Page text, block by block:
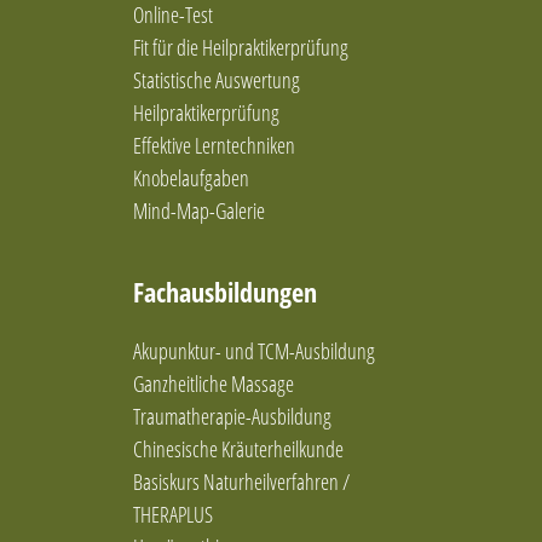
Biochemie nach Schüssler
Bioresonanz nach Paul Schmidt
Bioresonanztherapie
Blockaden lösen
Blutegeltherapie
Breuss-Massage
chinesische Diätetik
Cluster-Analytik
Coaching (systemisch-personzentriert)
Coaching (systemisch)
Coaching / Glückslehre
Coaching / Stressprävention
Coaching & Persönlichkeitsentwicklung
Online-Test
Fit für die Heilpraktikerprüfung
Statistische Auswertung
Heilpraktikerprüfung
Effektive Lerntechniken
Knobelaufgaben
Mind-Map-Galerie
Fachausbildungen
Akupunktur- und TCM-Ausbildung
Ganzheitliche Massage
Traumatherapie-Ausbildung
Chinesische Kräuterheilkunde
Basiskurs Naturheilverfahren /
THERAPLUS